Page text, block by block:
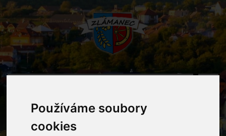
Používáme soubory
cookies
Novinka